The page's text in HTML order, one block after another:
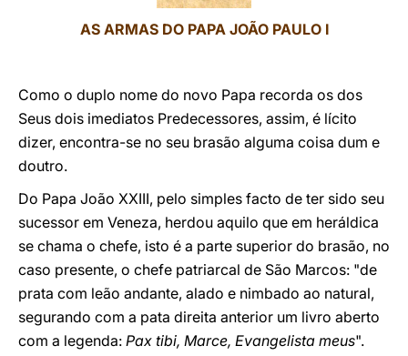
AS ARMAS DO PAPA JOÃO PAULO I
Como o duplo nome do novo Papa recorda os dos
Seus dois imediatos Predecessores, assim, é lícito
dizer, encontra-se no seu brasão alguma coisa dum e
doutro.
Do Papa João XXIII, pelo simples facto de ter sido seu
sucessor em Veneza, herdou aquilo que em heráldica
se chama o chefe, isto é a parte superior do brasão, no
caso presente, o chefe patriarcal de São Marcos: "de
prata com leão andante, alado e nimbado ao natural,
segurando com a pata direita anterior um livro aberto
com a legenda: Pax tibi, Marce, Evangelista meus".